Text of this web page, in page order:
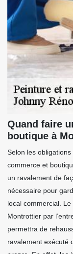
Quand faire
boutique à
Selon les
commerce et
un ravalement de
nécessaire pour
local commercial.
Montrottier par
permettra de
ravalement exécuté